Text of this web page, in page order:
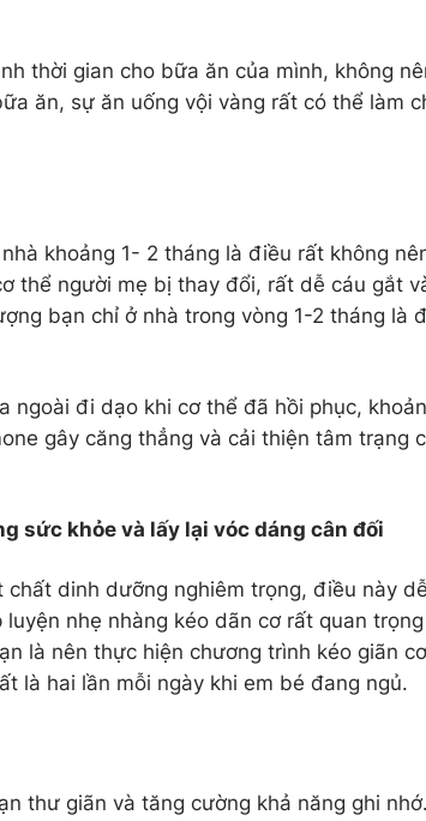
thời gian cho bữa ăn của mình, không
ăn, sự ăn uống vội vàng rất có thể làm
khoảng 1- 2 tháng là điều rất không
thể người mẹ bị thay đổi, rất dễ cáu gắt
bạn chỉ ở nhà trong vòng 1-2 tháng là
ngoài đi dạo khi cơ thể đã hồi phục,
gây căng thẳng và cải thiện tâm trạng
sức khỏe và lấy lại vóc dáng cân đối
dinh dưỡng nghiêm trọng, điều này
nhẹ nhàng kéo dãn cơ rất quan
là nên thực hiện chương trình kéo giãn cơ
là hai lần mỗi ngày khi em bé đang ngủ.
thư giãn và tăng cường khả năng ghi nhớ.